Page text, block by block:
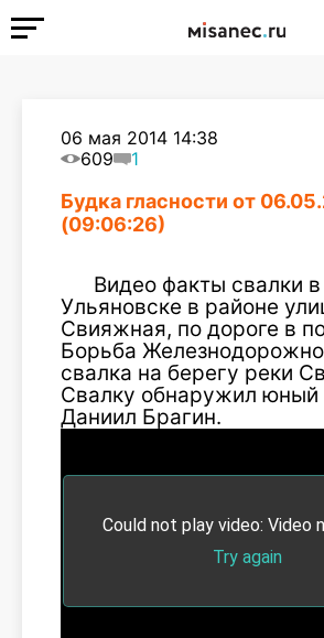
06 мая 2014 14:38
609
1
Будка гласности от
(09:06:26)
Видео факты свалки в
Ульяновске в районе
Свияжная, по дороге в
Борьба
свалка на берегу реки
Свалку обнаружил юный
Даниил Брагин.